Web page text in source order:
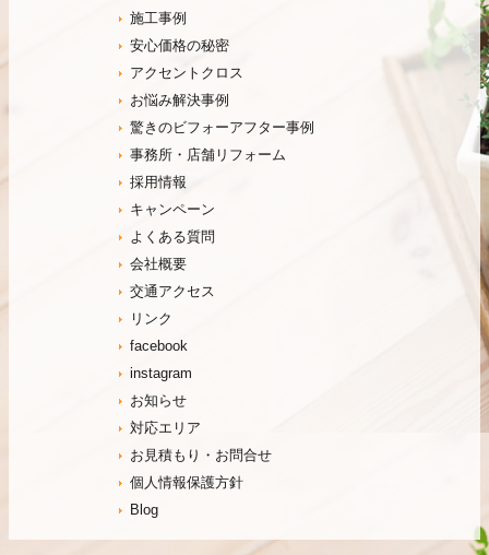
施工事例
安心価格の秘密
アクセントクロス
お悩み解決事例
驚きのビフォーアフター事例
事務所・店舗リフォーム
採用情報
キャンペーン
よくある質問
会社概要
交通アクセス
リンク
facebook
instagram
お知らせ
対応エリア
お見積もり・お問合せ
個人情報保護方針
Blog